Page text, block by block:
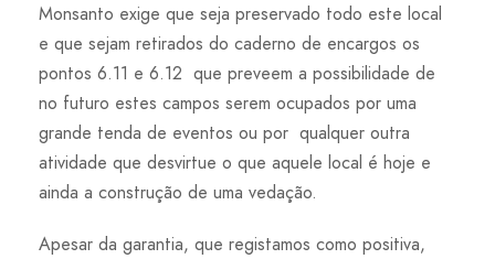
Monsanto exige que seja preservado todo este local
e que sejam retirados do caderno de encargos os
pontos 6.11 e 6.12 que preveem a possibilidade de
no futuro estes campos serem ocupados por uma
grande tenda de eventos ou por qualquer outra
atividade que desvirtue o que aquele local é hoje e
ainda a construção de uma vedação.
Apesar da garantia, que registamos como positiva,